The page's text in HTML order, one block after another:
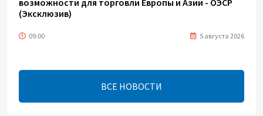
(Эксклюзив)
09:00 5 августа 2026
Центральная Азия ускоряет цифровой переход:
08:00 5 августа 2026
ВСЕ НОВОСТИ